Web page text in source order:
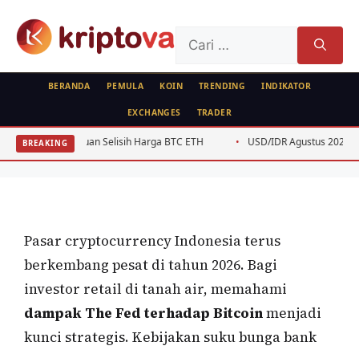
untuk:
BERANDA PEMULA KOIN TRENDING INDIKATOR
EXCHANGES TRADER
BREAKING
Selisih Harga BTC ETH USD/IDR Agustus 2026: Analisis Teknis
ANALISA FUNDAMENTAL
Dampak The Fed Terhadap Bitcoin:
Panduan Investor Indonesia 2026
Pasar cryptocurrency Indonesia terus
berkembang pesat di tahun 2026. Bagi
investor retail di tanah air, memahami
dampak The Fed terhadap Bitcoinmenjadi
kunci strategis. Kebijakan suku bunga bank